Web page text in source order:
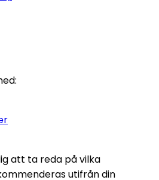
att ta reda på vilka
utifrån din